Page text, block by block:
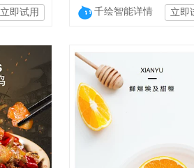
立即试用 千绘智能详情 立即